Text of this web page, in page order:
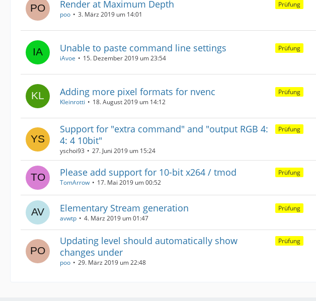
Prüfung
Render at Maximum Depth
poo 3. März 2019 um 14:01
Prüfung
Unable to paste command line settings
iAvoe 15. Dezember 2019 um 23:54
Prüfung
Adding more pixel formats for nvenc
Kleinrotti 18. August 2019 um 14:12
Prüfung
Support for "extra command" and "output RGB 4:
4: 4 10bit"
yschoi93 27. Juni 2019 um 15:24
Prüfung
Please add support for 10-bit x264 / tmod
TomArrow 17. Mai 2019 um 00:52
Prüfung
Elementary Stream generation
avwtp 4. März 2019 um 01:47
Prüfung
Updating level should automatically show
changes under
poo 29. März 2019 um 22:48